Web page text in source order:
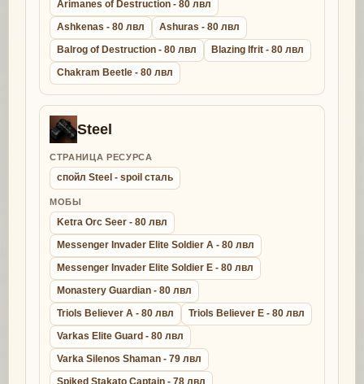
Arimanes of Destruction - 80 лвл
Ashkenas - 80 лвл
Ashuras - 80 лвл
Balrog of Destruction - 80 лвл
Blazing Ifrit - 80 лвл
Chakram Beetle - 80 лвл
Steel
СТРАНИЦА РЕСУРСА
спойл Steel - spoil сталь
МОБЫ
Ketra Orc Seer - 80 лвл
Messenger Invader Elite Soldier A - 80 лвл
Messenger Invader Elite Soldier E - 80 лвл
Monastery Guardian - 80 лвл
Triols Believer A - 80 лвл
Triols Believer E - 80 лвл
Varkas Elite Guard - 80 лвл
Varka Silenos Shaman - 79 лвл
Spiked Stakato Captain - 78 лвл